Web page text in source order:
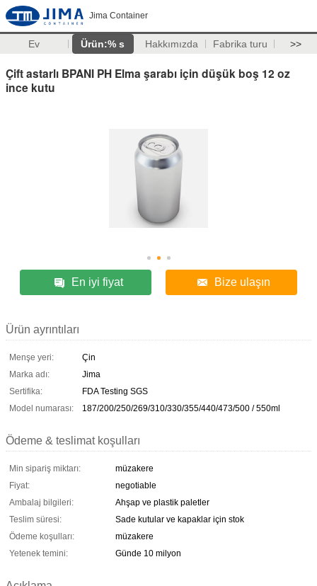
Jima Container
Ev Ürün:% s Hakkımızda Fabrika turu >>
Çift astarlı BPANI PH Elma şarabı için düşük boş 12 oz
ince kutu
En iyi fiyat Bize ulaşın
Ürün ayrıntıları
Menşe yeri:
Çin
Marka adı:
Jima
Sertifika:
FDA Testing SGS
Model numarası:
187/200/250/269/310/330/355/440/473/500 / 550ml
Ödeme & teslimat koşulları
Min sipariş miktarı:
müzakere
Fiyat:
negotiable
Ambalaj bilgileri:
Ahşap ve plastik paletler
Teslim süresi:
Sade kutular ve kapaklar için stok
Ödeme koşulları:
müzakere
Yetenek temini:
Günde 10 milyon